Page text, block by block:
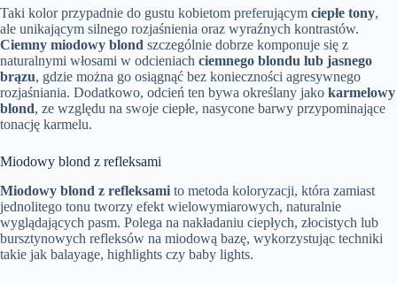
Taki kolor przypadnie do gustu kobietom preferującym ciepłe tony,
ale unikającym silnego rozjaśnienia oraz wyraźnych kontrastów.
Ciemny miodowy blond szczególnie dobrze komponuje się z
naturalnymi włosami w odcieniach ciemnego blondu lub jasnego
brązu, gdzie można go osiągnąć bez konieczności agresywnego
rozjaśniania. Dodatkowo, odcień ten bywa określany jako karmelowy
blond, ze względu na swoje ciepłe, nasycone barwy przypominające
tonację karmelu.
Miodowy blond z refleksami
Miodowy blond z refleksami to metoda koloryzacji, która zamiast
jednolitego tonu tworzy efekt wielowymiarowych, naturalnie
wyglądających pasm. Polega na nakładaniu ciepłych, złocistych lub
bursztynowych refleksów na miodową bazę, wykorzystując techniki
takie jak balayage, highlights czy baby lights.